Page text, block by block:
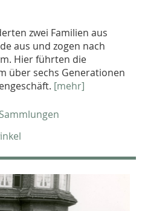
zwei Familien aus
aus und zogen nach
Hier führten die
über sechs Generationen
[mehr]